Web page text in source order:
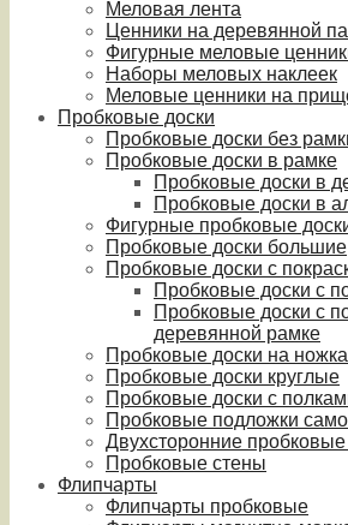
Меловая лента
Ценники на деревянной
Фигурные меловые
Наборы меловых наклеек
Меловые ценники на
Пробковые доски
Пробковые доски без
Пробковые доски в рамке
Пробковые доски в
Пробковые доски в
Фигурные пробковые
Пробковые доски большие
Пробковые доски с
Пробковые доски с
Пробковые доски с
деревянной рамке
Пробковые доски на
Пробковые доски круглые
Пробковые доски с
Пробковые подложки
Двухсторонние пробковые
Пробковые стены
Флипчарты
Флипчарты пробковые